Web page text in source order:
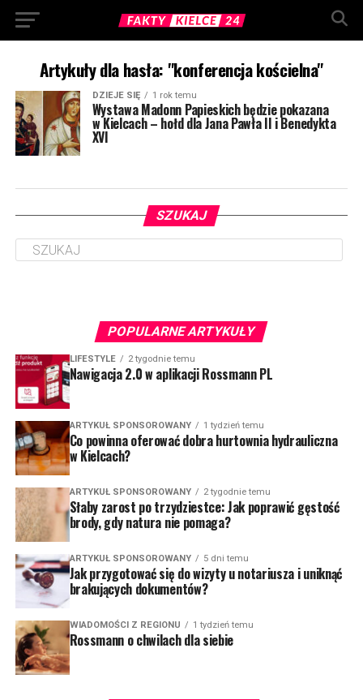
Artykuły dla hasła: "konferencja kościelna"
DZIEJE SIĘ 1 rok temu
Wystawa Madonn Papieskich będzie pokazana
w Kielcach – hołd dla Jana Pawła II i Benedykta
XVI
SZUKAJ
POPULARNE ARTYKUŁY
LIFESTYLE 2 tygodnie temu
Nawigacja 2.0 w aplikacji Rossmann PL
ARTYKUŁ SPONSOROWANY 1 tydzień temu
Co powinna oferować dobra hurtownia hydrauliczna
w Kielcach?
ARTYKUŁ SPONSOROWANY 2 tygodnie temu
Słaby zarost po trzydziestce: Jak poprawić gęstość
brody, gdy natura nie pomaga?
ARTYKUŁ SPONSOROWANY 5 dni temu
Jak przygotować się do wizyty u notariusza i uniknąć
brakujących dokumentów?
WIADOMOŚCI Z REGIONU 1 tydzień temu
Rossmann o chwilach dla siebie